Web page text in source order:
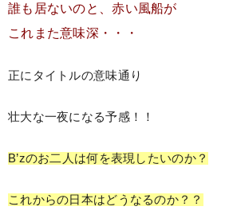
誰も居ないのと、赤い風船が
これまた意味深・・・
正にタイトルの意味通り
壮大な一夜になる予感！！
B’zのお二人は何を表現したいのか？
これからの日本はどうなるのか？？